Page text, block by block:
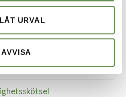
URVAL
AVVISA
& projektledning
vent & kyla